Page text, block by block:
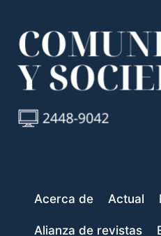
Acerca de Actual
Alianza de revistas